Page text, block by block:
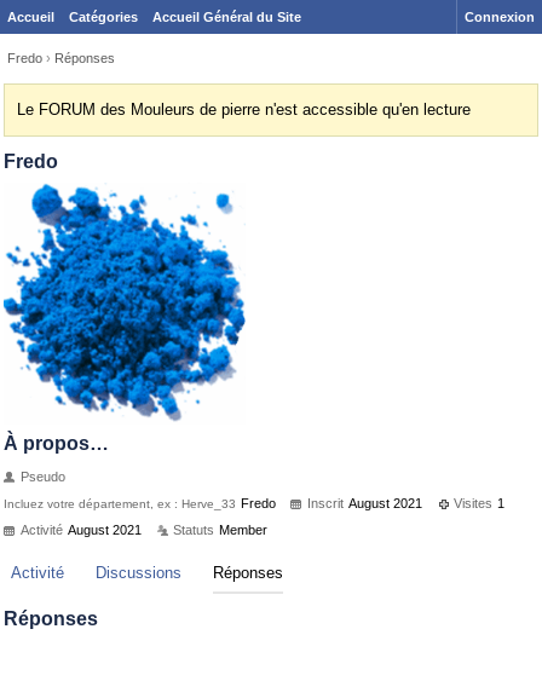
Accueil Catégories Accueil Général du Site Connexion
Fredo › Réponses
Le FORUM des Mouleurs de pierre n'est accessible qu'en lecture
Fredo
À propos…
Pseudo
Incluez votre département, ex : Herve_33 Fredo Inscrit August 2021 Visites 1
Activité August 2021 Statuts Member
Activité Discussions Réponses
Réponses